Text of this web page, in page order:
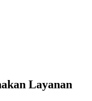
Layanan